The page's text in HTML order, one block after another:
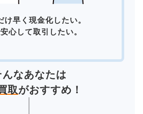
け早く現金化したい。
心して取引したい。
んなあなたは
取がおすすめ！